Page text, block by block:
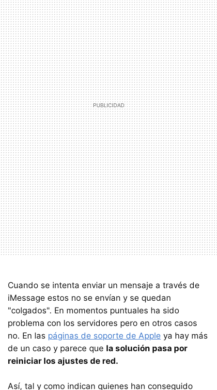
Cuando se intenta enviar un mensaje a través de
iMessage estos no se envían y se quedan
"colgados". En momentos puntuales ha sido
problema con los servidores pero en otros casos
no. En las páginas de soporte de Apple ya hay más
de un caso y parece que la solución pasa por
reiniciar los ajustes de red.
Así, tal y como indican quienes han conseguido